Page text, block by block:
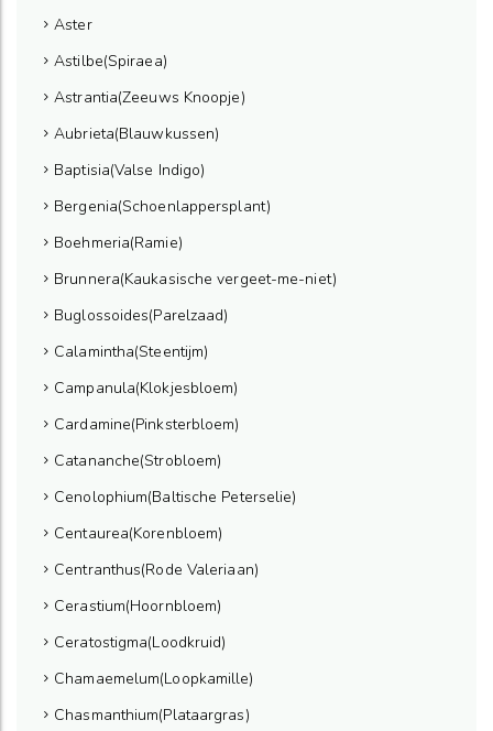
Aster
Astilbe(Spiraea)
Astrantia(Zeeuws Knoopje)
Aubrieta(Blauwkussen)
Baptisia(Valse Indigo)
Bergenia(Schoenlappersplant)
Boehmeria(Ramie)
Brunnera(Kaukasische vergeet-me-niet)
Buglossoides(Parelzaad)
Calamintha(Steentijm)
Campanula(Klokjesbloem)
Cardamine(Pinksterbloem)
Catananche(Strobloem)
Cenolophium(Baltische Peterselie)
Centaurea(Korenbloem)
Centranthus(Rode Valeriaan)
Cerastium(Hoornbloem)
Ceratostigma(Loodkruid)
Chamaemelum(Loopkamille)
Chasmanthium(Plataargras)